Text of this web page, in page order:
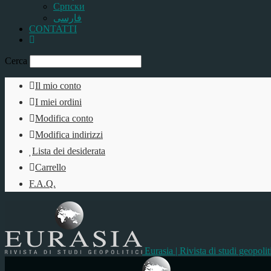
Српски
فارسی
CONTATTI
Cerca
Il mio conto
I miei ordini
Modifica conto
Modifica indirizzi
Lista dei desiderata
Carrello
F.A.Q.
Eurasia | Rivista di studi